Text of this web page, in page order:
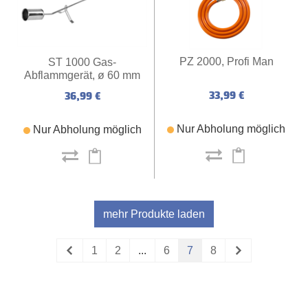
ST 1000 Gas-
Abflammgerät, ø 60 mm
36,99 €
Nur Abholung möglich
PZ 2000, Profi Man
33,99 €
Nur Abholung möglich
mehr Produkte laden
1 2 ... 6 7 8